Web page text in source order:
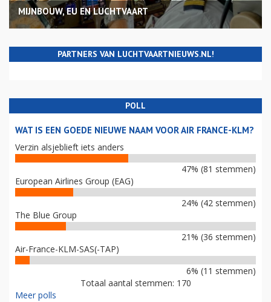
MIJNBOUW, EU EN LUCHTVAART
PARTNERS VAN LUCHTVAARTNIEUWS.NL!
POLL
WAT IS EEN GOEDE NIEUWE NAAM VOOR AIR FRANCE-KLM?
Verzin alsjeblieft iets anders
47% (81 stemmen)
European Airlines Group (EAG)
24% (42 stemmen)
The Blue Group
21% (36 stemmen)
Air-France-KLM-SAS(-TAP)
6% (11 stemmen)
Totaal aantal stemmen: 170
Meer polls